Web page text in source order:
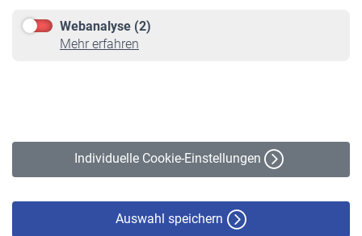
Webanalyse (2)
Mehr erfahren
Individuelle Cookie-Einstellungen
Auswahl speichern
Online-Rechner
VBLnewsletter
Erklärung zur Barrierefreiheit